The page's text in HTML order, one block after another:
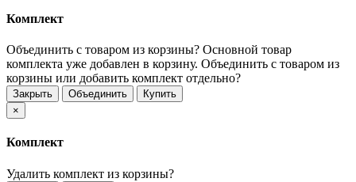
Комплект
Объединить с товаром из корзины? Основной товар
комплекта уже добавлен в корзину. Объединить с товаром из
корзины или добавить комплект отдельно?
Закрыть Объединить
Купить
×
Комплект
Удалить комплект из корзины?